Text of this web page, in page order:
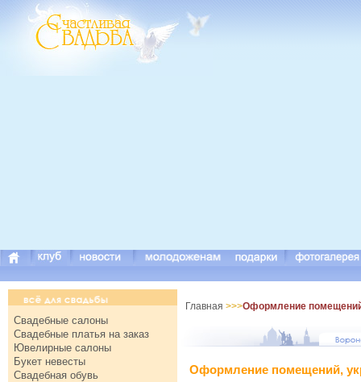
Свадебные салоны
Свадебные платья на заказ
Ювелирные салоны
Букет невесты
Свадебная обувь
Главная >>>Оформление
Оформление помещений,